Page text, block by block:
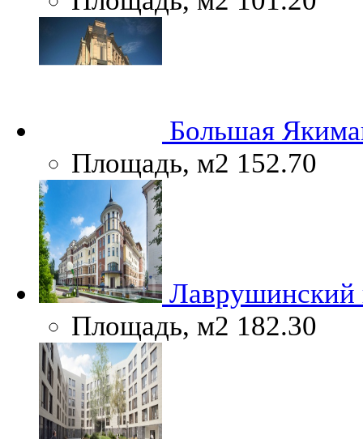
Большая
Площадь, м2 152.70
Лаврушинский
Площадь, м2 182.30